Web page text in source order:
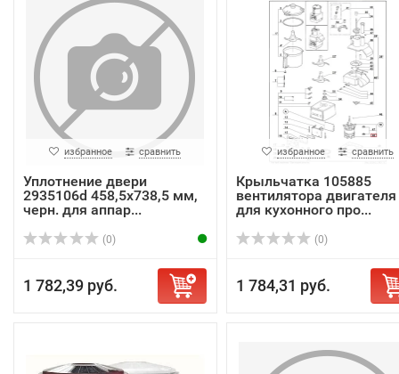
избранное сравнить
Уплотнение двери
2935106d 458,5х738,5 мм,
черн. для аппар...
(0)
1 782,39 руб.
избранное сравнить
Крыльчатка 105885
вентилятора двигателя
для кухонного про...
(0)
1 784,31 руб.